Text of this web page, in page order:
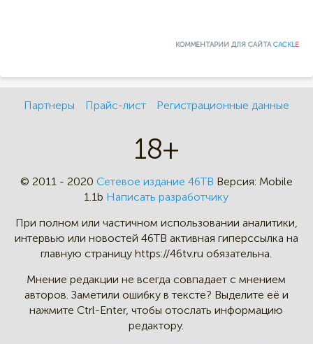
КОММЕНТАРИИ ДЛЯ САЙТАCACKLE
Партнеры Прайс-лист Регистрационные данные
18+
© 2011 - 2020 Сетевое издание 46ТВ Версия: Mobile
1.1b Написать разработчику
При полном или частичном использовании аналитики,
интервью или новостей 46TB активная гиперссылка на
главную страницу https://46tv.ru обязательна.
Мнение редакции не всегда совпадает с мнением
авторов. Заметили ошибку в тексте? Выделите её и
нажмите Ctrl-Enter, чтобы отослать информацию
редактору.